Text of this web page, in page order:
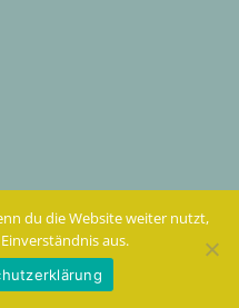
du die Website weiter nutzt,
aus.